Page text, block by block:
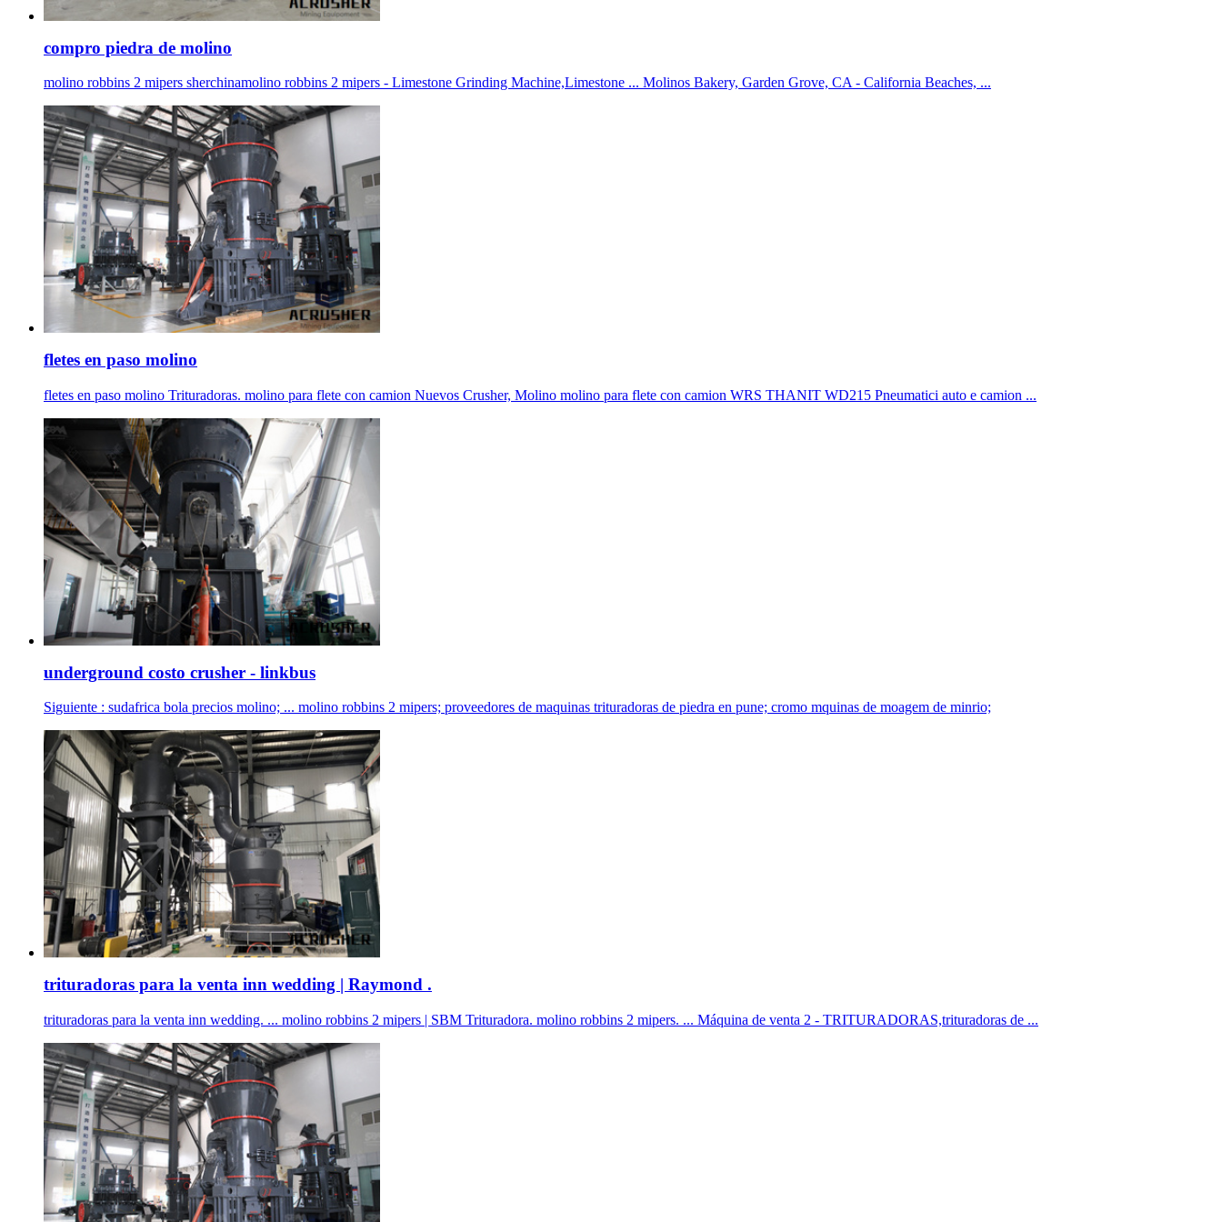
compro piedra de molino
molino robbins 2 mipers sherchinamolino robbins 2 mipers - Limestone Grinding Machine,Limestone ... Molinos Bakery, Garden Grove, CA - California Beaches, ...
fletes en paso molino
fletes en paso molino Trituradoras. molino para flete con camion Nuevos Crusher, Molino molino para flete con camion WRS THANIT WD215 Pneumatici auto e camion ...
underground costo crusher - linkbus
Siguiente : sudafrica bola precios molino; ... molino robbins 2 mipers; proveedores de maquinas trituradoras de piedra en pune; cromo mquinas de moagem de minrio;
trituradoras para la venta inn wedding | Raymond .
trituradoras para la venta inn wedding. ... molino robbins 2 mipers | SBM Trituradora. molino robbins 2 mipers. ... Máquina de venta 2 - TRITURADORAS,trituradoras de ...